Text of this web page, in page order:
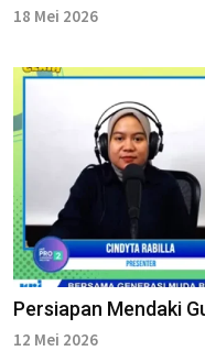
18 Mei 2026
Persiapan Mendaki
12 Mei 2026